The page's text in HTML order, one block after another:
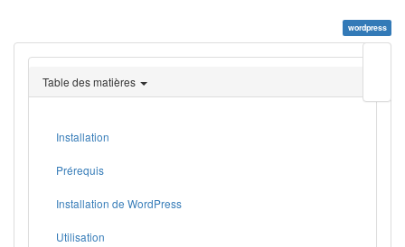
wordpress
page
Table des matières
Installation
Prérequis
Installation de WordPress
Utilisation